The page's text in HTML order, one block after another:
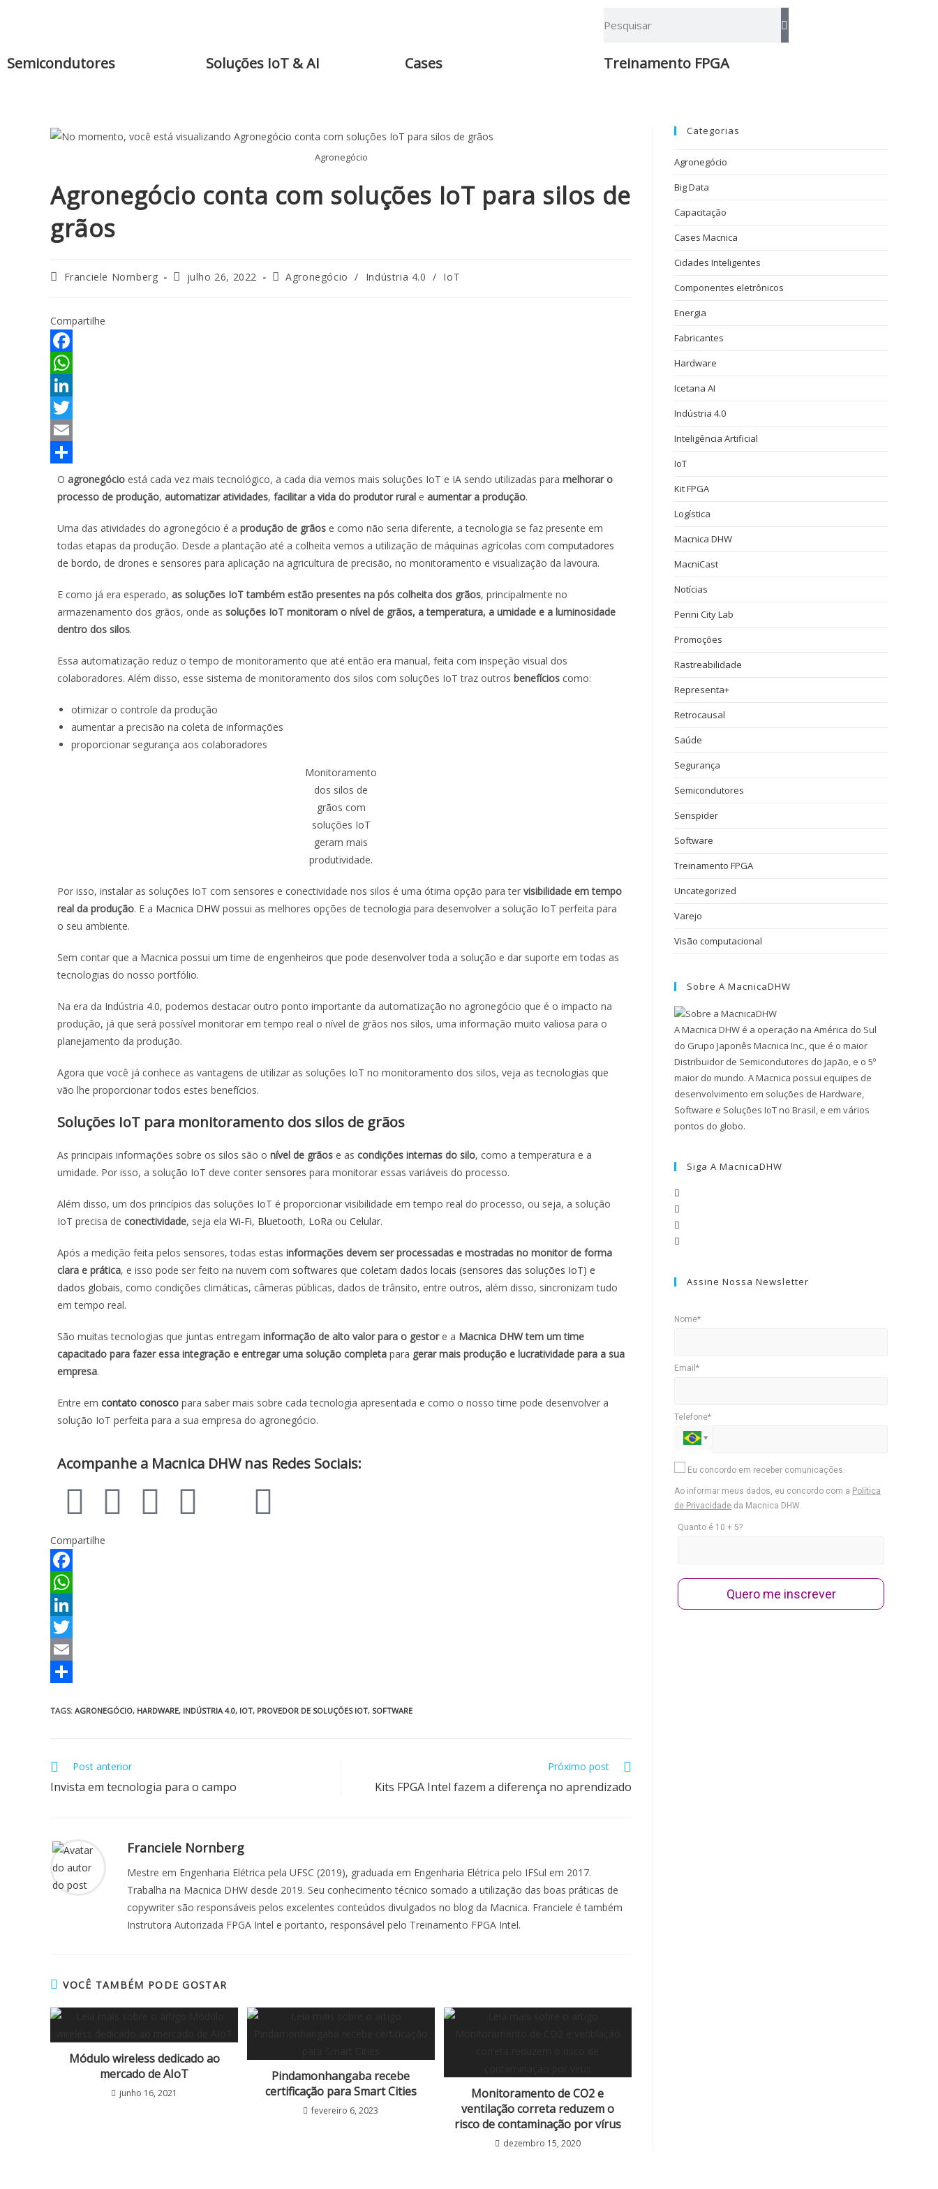
Semicondutores Soluções IoT & AI Cases Treinamento FPGA​
Agronegócio
Agronegócio conta com soluções IoT para silos de
grãos
Franciele Nornberg julho 26, 2022 Agronegócio / Indústria 4.0 / IoT
Compartilhe
F
a
c
e
b
W
h
a
L
n
T
w
E
mO agronegócio está cada vez mais tecnológico, a cada dia vemos mais soluções IoT e IA sendo utilizadas para melhorar o
processo de produção, automatizar atividades, facilitar a vida do produtor rural e aumentar a produção.
Uma das atividades do agronegócio é a produção de grãos e como não seria diferente, a tecnologia se faz presente em
todas etapas da produção. Desde a plantação até a colheita vemos a utilização de máquinas agrícolas com computadores
de bordo, de drones e sensores para aplicação na agricultura de precisão, no monitoramento e visualização da lavoura.
E como já era esperado, as soluções IoT também estão presentes na pós colheita dos grãos, principalmente no
armazenamento dos grãos, onde as soluções IoT monitoram o nível de grãos, a temperatura, a umidade e a luminosidade
dentro dos silos.
Essa automatização reduz o tempo de monitoramento que até então era manual, feita com inspeção visual dos
colaboradores. Além disso, esse sistema de monitoramento dos silos com soluções IoT traz outros benefícios como:
otimizar o controle da produção
aumentar a precisão na coleta de informações
proporcionar segurança aos colaboradores
Monitoramento
dos silos de
grãos com
soluções IoT
geram mais
produtividade.
Por isso, instalar as soluções IoT com sensores e conectividade nos silos é uma ótima opção para ter visibilidade em tempo
real da produção. E a Macnica DHW possui as melhores opções de tecnologia para desenvolver a solução IoT perfeita para
o seu ambiente.
Sem contar que a Macnica possui um time de engenheiros que pode desenvolver toda a solução e dar suporte em todas as
tecnologias do nosso portfólio.
Na era da Indústria 4.0, podemos destacar outro ponto importante da automatização no agronegócio que é o impacto na
produção, já que será possível monitorar em tempo real o nível de grãos nos silos, uma informação muito valiosa para o
planejamento da produção.
Agora que você já conhece as vantagens de utilizar as soluções IoT no monitoramento dos silos, veja as tecnologias que
vão lhe proporcionar todos estes benefícios.
Soluções IoT para monitoramento dos silos de grãos
As principais informações sobre os silos são o nível de grãos e as condições internas do silo, como a temperatura e a
umidade. Por isso, a solução IoT deve conter sensores para monitorar essas variáveis do processo.
Além disso, um dos princípios das soluções IoT é proporcionar visibilidade em tempo real do processo, ou seja, a solução
IoT precisa de conectividade, seja ela Wi-Fi, Bluetooth, LoRa ou Celular.
Após a medição feita pelos sensores, todas estas informações devem ser processadas e mostradas no monitor de forma
clara e prática, e isso pode ser feito na nuvem com softwares que coletam dados locais (sensores das soluções IoT) e
dados globais, como condições climáticas, câmeras públicas, dados de trânsito, entre outros, além disso, sincronizam tudo
em tempo real.
São muitas tecnologias que juntas entregam informação de alto valor para o gestore a Macnica DHW tem um time
capacitado para fazer essa integração e entregar uma solução completa para gerar mais produção e lucratividade para a sua
empresa.
Entre em contato conosco para saber mais sobre cada tecnologia apresentada e como o nosso time pode desenvolver a
solução IoT perfeita para a sua empresa do agronegócio.
Acompanhe a Macnica DHW nas Redes Sociais:​​​
Compartilhe
F
a
c
e
b
o
W
h
a
A
p
L
n
e
I
n
T
w
t
e
r
E
a
l
h
r
e
TAGS: AGRONEGÓCIO, HARDWARE, INDÚSTRIA 4.0, IOT, PROVEDOR DE SOLUÇÕES IOT, SOFTWARE
Post anterior
Invista em tecnologia para o campo
Próximo post
Kits FPGA Intel fazem a diferença no aprendizado
Franciele Nornberg
Mestre em Engenharia Elétrica pela UFSC (2019), graduada em Engenharia Elétrica pelo IFSul em 2017.
Trabalha na Macnica DHW desde 2019. Seu conhecimento técnico somado a utilização das boas práticas de
copywriter são responsáveis pelos excelentes conteúdos divulgados no blog da Macnica. Franciele é também
Instrutora Autorizada FPGA Intel e portanto, responsável pelo Treinamento FPGA Intel.
VOCÊ TAMBÉM PODE GOSTAR
Módulo wireless dedicado ao
mercado de AIoT
junho 16, 2021
Pindamonhangaba recebe
certificação para Smart Cities
fevereiro 6, 2023
Monitoramento de CO2 e
ventilação correta reduzem o
risco de contaminação por vírus
dezembro 15, 2020
Categorias
Agronegócio
Big Data
Capacitação
Cases Macnica
Cidades Inteligentes
Componentes eletrônicos
Energia
Fabricantes
Hardware
Icetana AI
Indústria 4.0
Inteligência Artificial
IoT
Kit FPGA
Logística
Macnica DHW
MacniCast
Notícias
Perini City Lab
Promoções
Rastreabilidade
Representa+
Retrocausal
Saúde
Segurança
Semicondutores
Senspider
Software
Treinamento FPGA
Uncategorized
Varejo
Visão computacional
Sobre A MacnicaDHW
A Macnica DHW é a operação na América do Sul
do Grupo Japonês Macnica Inc., que é o maior
Distribuidor de Semicondutores do Japão, e o 5º
maior do mundo. A Macnica possui equipes de
desenvolvimento em soluções de Hardware,
Software e Soluções IoT no Brasil, e em vários
pontos do globo.
Siga A MacnicaDHW
Assine Nossa Newsletter
Nome*
Email*
Telefone*
Eu concordo em receber comunicações.
Ao informar meus dados, eu concordo com a Política
de Privacidade da Macnica DHW.
Quanto é 10 + 5?
Quero me inscrever